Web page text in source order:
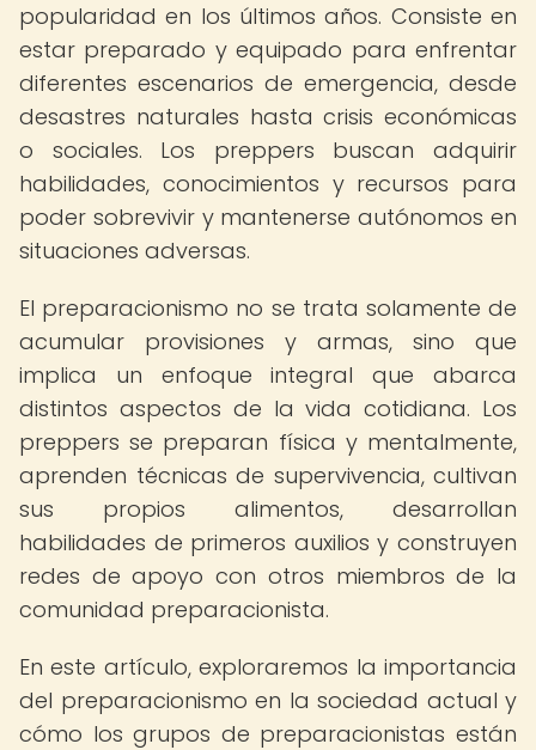
popularidad en los últimos años. Consiste en
estar preparado y equipado para enfrentar
diferentes escenarios de emergencia, desde
desastres naturales hasta crisis económicas
o sociales. Los preppers buscan adquirir
habilidades, conocimientos y recursos para
poder sobrevivir y mantenerse autónomos en
situaciones adversas.
El preparacionismo no se trata solamente de
acumular provisiones y armas, sino que
implica un enfoque integral que abarca
distintos aspectos de la vida cotidiana. Los
preppers se preparan física y mentalmente,
aprenden técnicas de supervivencia, cultivan
sus propios alimentos, desarrollan
habilidades de primeros auxilios y construyen
redes de apoyo con otros miembros de la
comunidad preparacionista.
En este artículo, exploraremos la importancia
del preparacionismo en la sociedad actual y
cómo los grupos de preparacionistas están